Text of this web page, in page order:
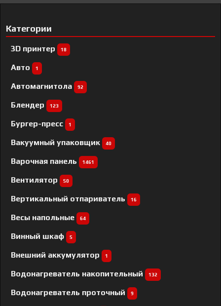
Категории
3D принтер 18
Авто 1
Автомагнитола 92
Блендер 123
Бургер-пресс 1
Вакуумный упаковщик 40
Варочная панель 1461
Вентилятор 50
Вертикальный отпариватель 16
Весы напольные 64
Винный шкаф 5
Внешний аккумулятор 1
Водонагреватель накопительный 132
Водонагреватель проточный 9